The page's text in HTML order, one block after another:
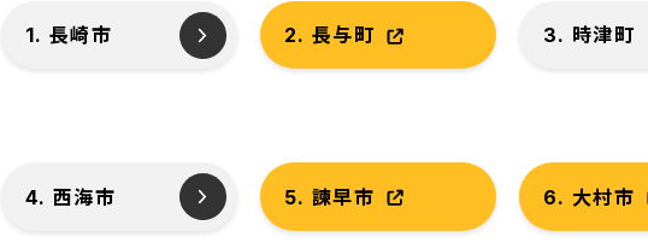
1. 長崎市 2. 長与町 3. 時津町
4. 西海市 5. 諫早市 6. 大村市